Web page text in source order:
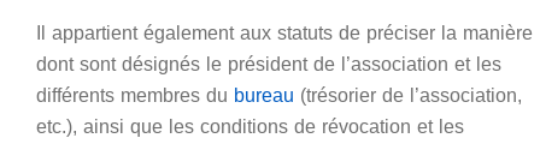
Il appartient également aux statuts de préciser la manière
dont sont désignés le président de l’association et les
différents membres du bureau (trésorier de l’association,
etc.), ainsi que les conditions de révocation et les